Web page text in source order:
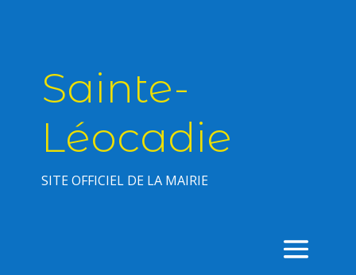
Sainte-
Léocadie
SITE OFFICIEL DE LA MAIRIE